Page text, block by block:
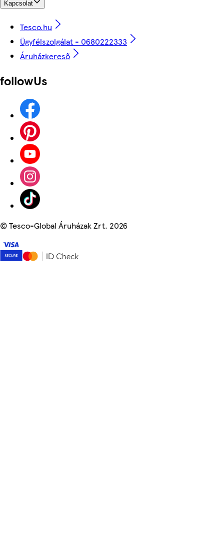
Kapcsolat
Tesco.hu
Ügyfélszolgálat - 0680222333
Áruházkereső
followUs
©Tesco-Global Áruházak Zrt. 2026